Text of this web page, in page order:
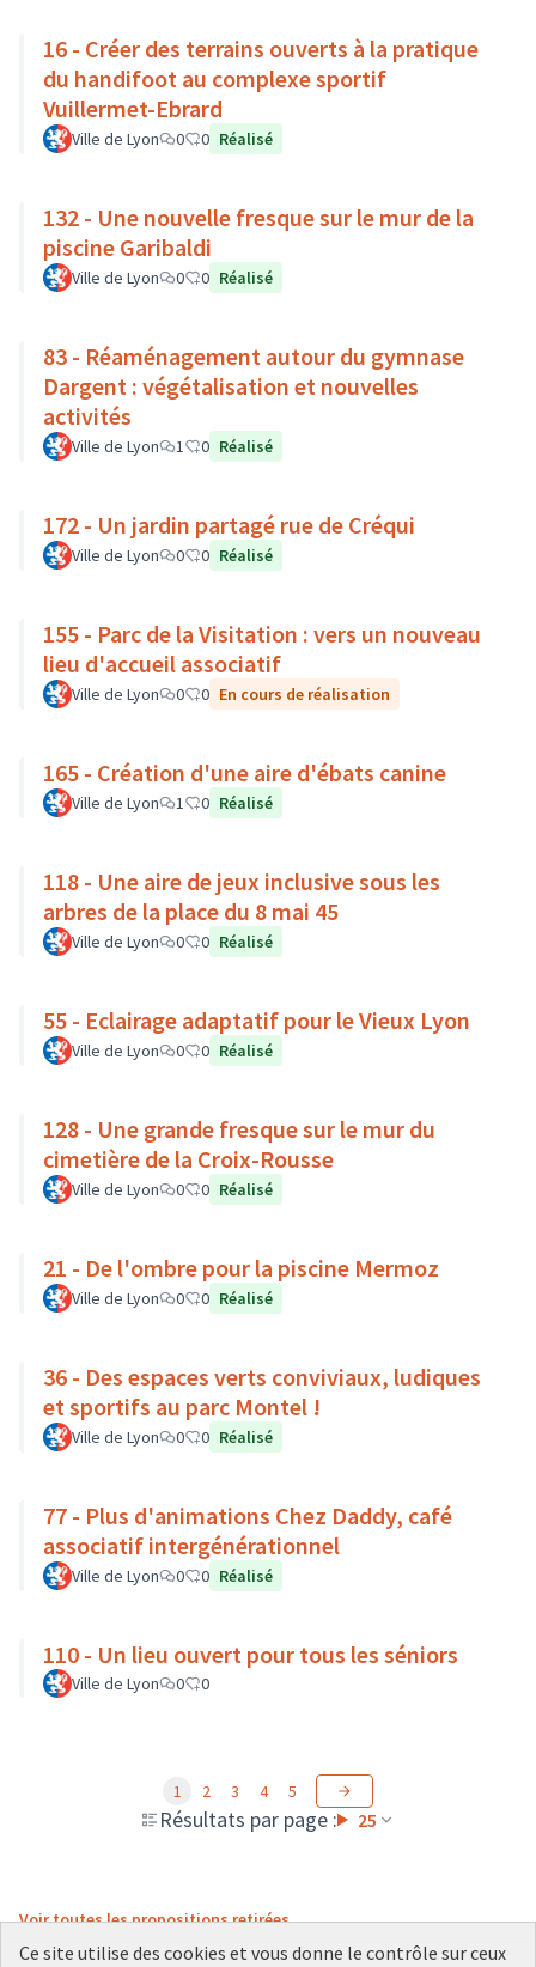
16 - Créer des terrains ouverts à la pratique
du handifoot au complexe sportif
Vuillermet-Ebrard
Ville de Lyon 0 0 Réalisé
132 - Une nouvelle fresque sur le mur de la
piscine Garibaldi
Ville de Lyon 0 0 Réalisé
83 - Réaménagement autour du gymnase
Dargent : végétalisation et nouvelles
activités
Ville de Lyon 1 0 Réalisé
172 - Un jardin partagé rue de Créqui
Ville de Lyon 0 0 Réalisé
155 - Parc de la Visitation : vers un nouveau
lieu d'accueil associatif
Ville de Lyon 0 0 En cours de réalisation
165 - Création d'une aire d'ébats canine
Ville de Lyon 1 0 Réalisé
118 - Une aire de jeux inclusive sous les
arbres de la place du 8 mai 45
Ville de Lyon 0 0 Réalisé
55 - Eclairage adaptatif pour le Vieux Lyon
Ville de Lyon 0 0 Réalisé
128 - Une grande fresque sur le mur du
cimetière de la Croix-Rousse
Ville de Lyon 0 0 Réalisé
21 - De l'ombre pour la piscine Mermoz
Ville de Lyon 0 0 Réalisé
36 - Des espaces verts conviviaux, ludiques
et sportifs au parc Montel !
Ville de Lyon 0 0 Réalisé
77 - Plus d'animations Chez Daddy, café
associatif intergénérationnel
Ville de Lyon 0 0 Réalisé
110 - Un lieu ouvert pour tous les séniors
Ville de Lyon 0 0
Résultats par page : 25
1 2 3 4 5
Voir toutes les propositions retirées
Ce site utilise des cookies et vous donne le contrôle sur ceux